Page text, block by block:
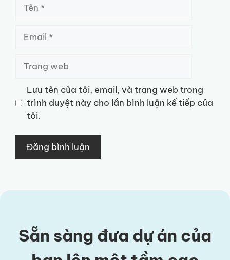
web
Lưu tên của tôi, email, và trang web trong
trình duyệt này cho lần bình luận kế tiếp của
tôi.
Sẵn sàng đưa dự án của